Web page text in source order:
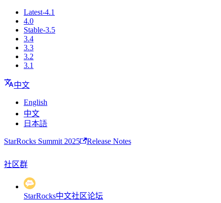
Latest-4.1
4.0
Stable-3.5
3.4
3.3
3.2
3.1
中文
English
中文
日本語
StarRocks Summit 2025 Release Notes
社区群
StarRocks中文社区论坛